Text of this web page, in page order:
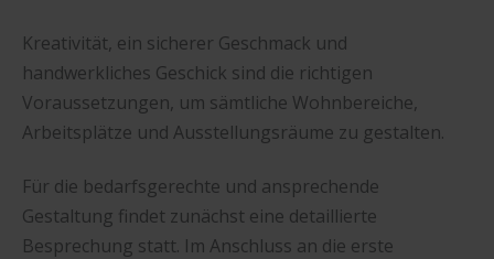
Kreativität, ein sicherer Geschmack und
handwerkliches Geschick sind die richtigen
Voraussetzungen, um sämtliche Wohnbereiche,
Arbeitsplätze und Ausstellungsräume zu gestalten.
Für die bedarfsgerechte und ansprechende
Gestaltung findet zunächst eine detaillierte
Besprechung statt. Im Anschluss an die erste